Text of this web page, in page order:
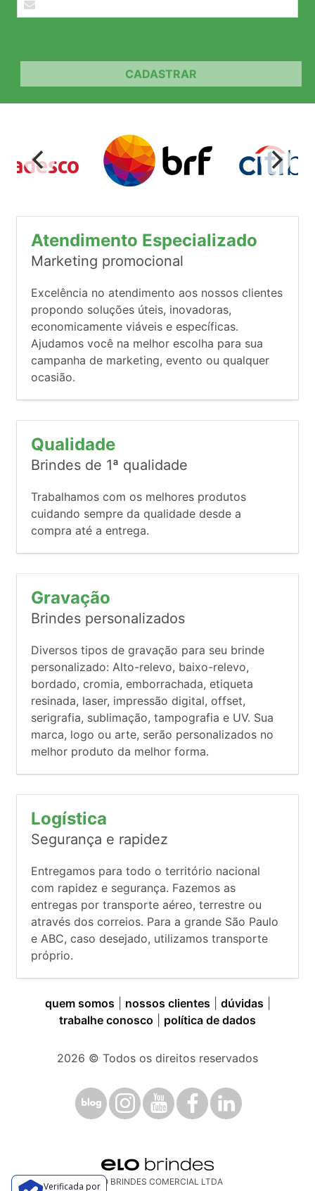
CADASTRAR
Atendimento Especializado
Marketing promocional
Excelência no atendimento aos nossos clientes
propondo soluções úteis, inovadoras,
economicamente viáveis e específicas.
Ajudamos você na melhor escolha para sua
campanha de marketing, evento ou qualquer
ocasião.
Qualidade
Brindes de 1ª qualidade
Trabalhamos com os melhores produtos
cuidando sempre da qualidade desde a
compra até a entrega.
Gravação
Brindes personalizados
Diversos tipos de gravação para seu brinde
personalizado: Alto-relevo, baixo-relevo,
bordado, cromia, emborrachada, etiqueta
resinada, laser, impressão digital, offset,
serigrafia, sublimação, tampografia e UV. Sua
marca, logo ou arte, serão personalizados no
melhor produto da melhor forma.
Logística
Segurança e rapidez
Entregamos para todo o território nacional
com rapidez e segurança. Fazemos as
entregas por transporte aéreo, terrestre ou
através dos correios. Para a grande São Paulo
e ABC, caso desejado, utilizamos transporte
próprio.
quem somos nossos clientes dúvidas
trabalhe conosco
política de dados
2026 © Todos os direitos reservados
ELO BRINDES COMERCIAL LTDA
Verificada por